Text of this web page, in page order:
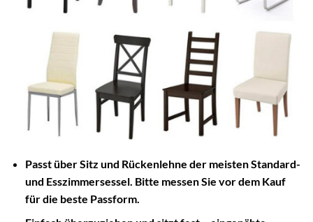
Passt über Sitz und Rückenlehne der meisten Standard-
und Esszimmersessel. Bitte messen Sie vor dem Kauf
für die beste Passform.